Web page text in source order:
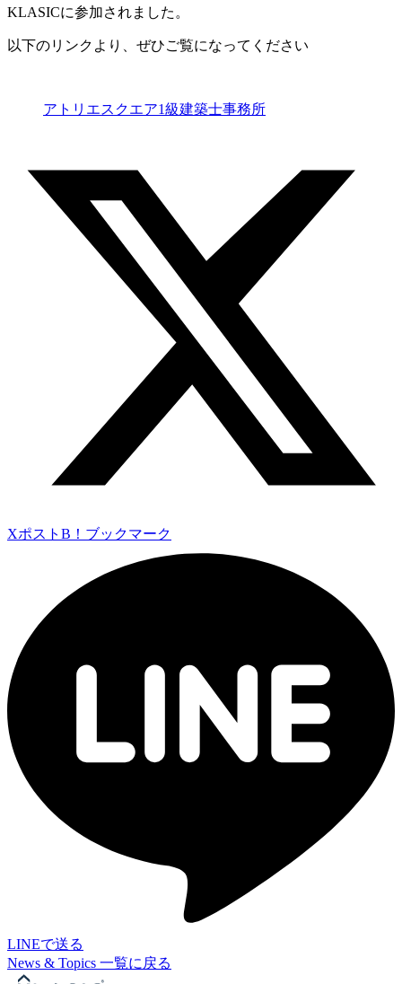
KLASICに参加されました。
以下のリンクより、ぜひご覧になってください
アトリエスクエア1級建築士事務所
Xポスト B！ブックマーク
LINEで送る
News & Topics 一覧に戻る